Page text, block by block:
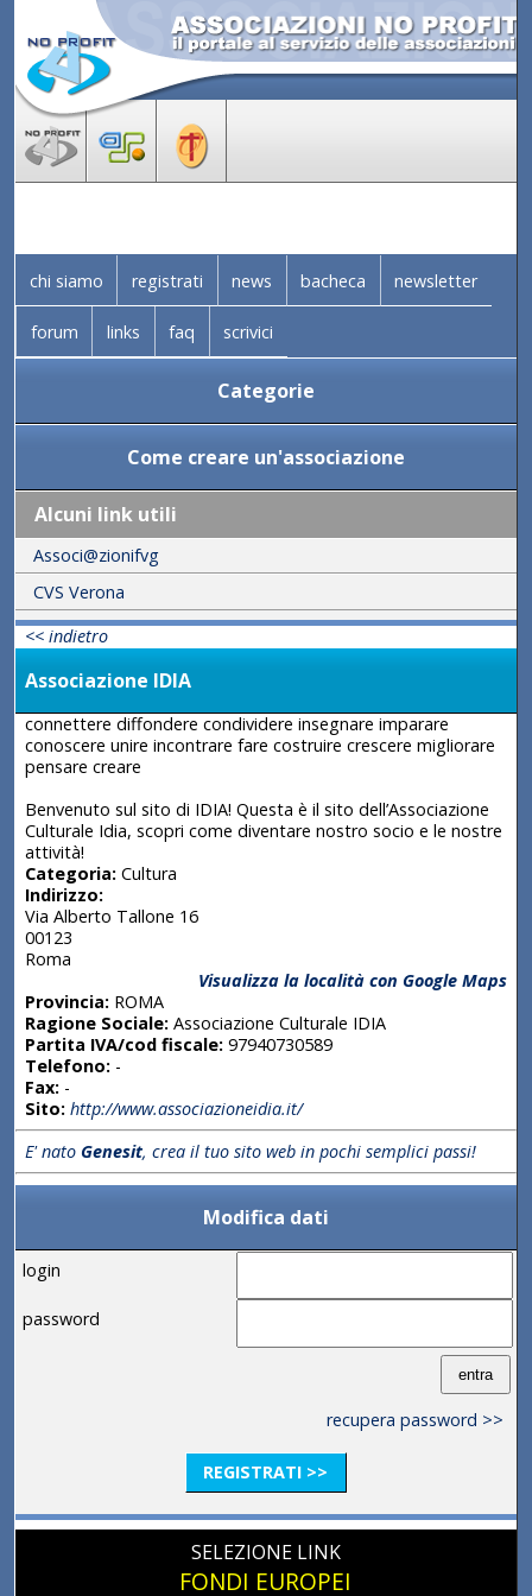
chi siamo registrati news bacheca newsletter
forum links faq scrivici
Categorie
Come creare un'associazione
Alcuni link utili
Associ@zionifvg
CVS Verona
<< indietro
Associazione IDIA
connettere diffondere condividere insegnare imparare
conoscere unire incontrare fare costruire crescere migliorare
pensare creare
Benvenuto sul sito di IDIA! Questa è il sito dell’Associazione
Culturale Idia, scopri come diventare nostro socio e le nostre
attività!
Categoria:Cultura
Indirizzo:
Via Alberto Tallone 16
00123
Roma
Visualizza la località con Google Maps
Provincia:ROMA
Ragione Sociale:Associazione Culturale IDIA
Partita IVA/cod fiscale:97940730589
Telefono:-
Fax:-
Sito: http://www.associazioneidia.it/
E' nato Genesit, crea il tuo sito web in pochi semplici passi!
Modifica dati
login
password
recupera password >>
REGISTRATI >>
SELEZIONE LINK
FONDI EUROPEI